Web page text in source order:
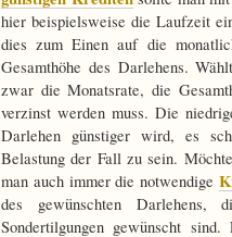
hier beispielsweise die Laufzeit
dies zum Einen auf die
Gesamthöhe des Darlehens.
zwar die Monatsrate, die
verzinst werden muss. Die
Darlehen günstiger wird, es
Belastung der Fall zu sein.
man auch immer die notwendige
des gewünschten
Sondertilgungen gewünscht